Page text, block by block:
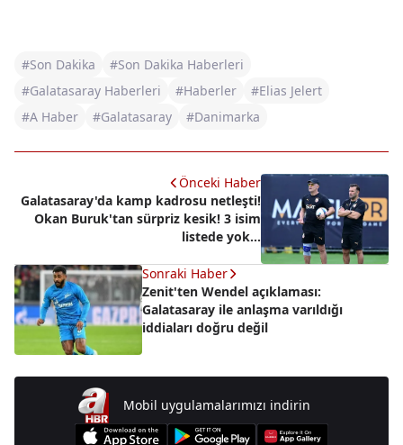
#Son Dakika
#Son Dakika Haberleri
#Galatasaray Haberleri
#Haberler
#Elias Jelert
#A Haber
#Galatasaray #Danimarka
Önceki Haber
Galatasaray'da kamp kadrosu netleşti!
Okan Buruk'tan sürpriz kesik! 3 isim
listede yok...
Sonraki Haber
Zenit'ten Wendel açıklaması:
Galatasaray ile anlaşma varıldığı
iddiaları doğru değil
Mobil uygulamalarımızı indirin